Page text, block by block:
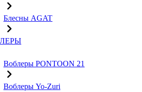
Блесны AGAT
Воблеры PONTOON 21
Воблеры Yo-Zuri